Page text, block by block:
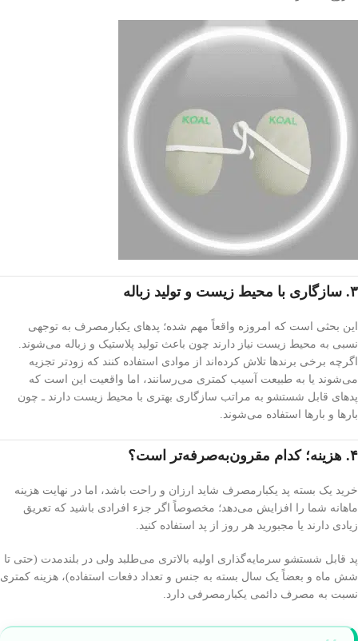
۳. سازگاری با محیط زیست و تولید زباله
این بحثی است که امروزه واقعاً مهم شده؛ پدهای یکبارمصرف به توجهی
نسبی به محیط زیست نیاز دارند چون باعث تولید پلاستیک و زباله می‌شوند.
اگرچه برخی برندها تلاش کرده‌اند از موادی استفاده کنند که زودتر تجزیه
می‌شوند یا به طبیعت آسیب کمتری می‌رسانند، اما واقعیت این است که
پدهای قابل شستشو به مراتب سازگاری بهتری با محیط زیست دارند ـ چون
بارها و بارها استفاده می‌شوند.
۴. هزینه؛ کدام مقرون‌به‌صرفه‌تر است؟
خرید یک بسته پد یکبارمصرف شاید ارزان و راحت باشد، اما در نهایت هزینه
ماهانه شما را افزایش می‌دهد؛ مخصوصاً اگر جزء افرادی باشید که تعریق
زیادی دارند یا مجبورید هر روز از پد استفاده کنید.
پد قابل شستشو سرمایه‌گذاری اولیه بالاتری می‌طلبد ولی در بلندمدت (حتی تا
شش ماه و بعضاً یک سال بسته به جنس و تعداد دفعات استفاده)، هزینه کمتری
نسبت به مصرف دائمی یکبارمصرفی دارد.